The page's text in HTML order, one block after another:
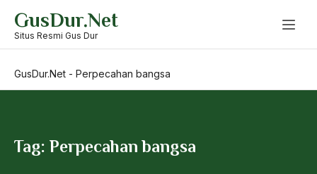
content
GusDur.Net
Situs Resmi Gus Dur
GusDur.Net - Perpecahan bangsa
Tag: Perpecahan bangsa
perjuangan etis
perjuangan ideologis
Perjuangan Islam
Perkawinan Sosiologi